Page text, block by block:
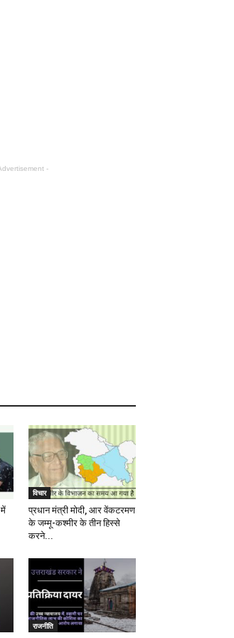
-
विचार
प्रधान मंत्री मोदी, आर वेंकटरमण
के जम्मू-कश्मीर के तीन हिस्से
करने...
राजनीति